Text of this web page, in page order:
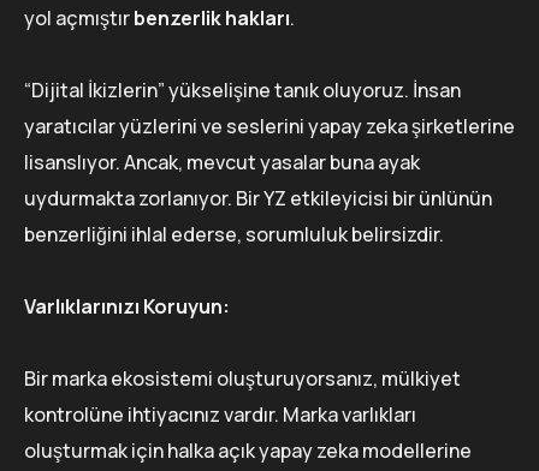
yol açmıştırbenzerlik hakları.
“Dijital İkizlerin” yükselişine tanık oluyoruz. İnsan
yaratıcılar yüzlerini ve seslerini yapay zeka şirketlerine
lisanslıyor. Ancak, mevcut yasalar buna ayak
uydurmakta zorlanıyor. Bir YZ etkileyicisi bir ünlünün
benzerliğini ihlal ederse, sorumluluk belirsizdir.
Varlıklarınızı Koruyun:
Bir marka ekosistemi oluşturuyorsanız, mülkiyet
kontrolüne ihtiyacınız vardır. Marka varlıkları
oluşturmak için halka açık yapay zeka modellerine